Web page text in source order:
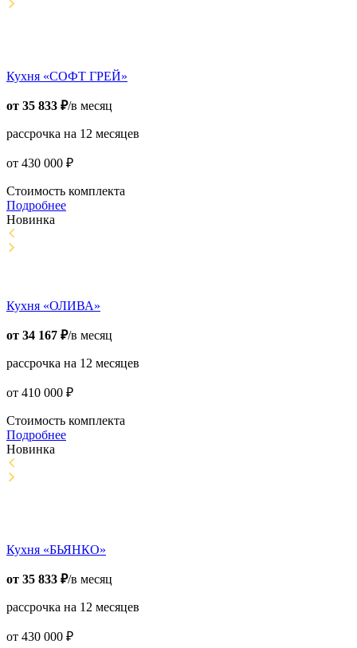
Кухня «СОФТ ГРЕЙ»
от 35 833 ₽/в месяц
рассрочка на 12 месяцев
от 430 000 ₽
Стоимость комплекта
Подробнее
Новинка
Кухня «ОЛИВА»
от 34 167 ₽/в месяц
рассрочка на 12 месяцев
от 410 000 ₽
Стоимость комплекта
Подробнее
Новинка
Кухня «БЬЯНКО»
от 35 833 ₽/в месяц
рассрочка на 12 месяцев
от 430 000 ₽